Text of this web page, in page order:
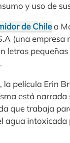
y uso de
de Chilea
(una
letras
la película Erin
está
que trabaja
agua